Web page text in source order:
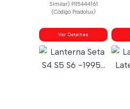
Similar) Pl15444161
(Código Pradolux)
Ver Detalhes